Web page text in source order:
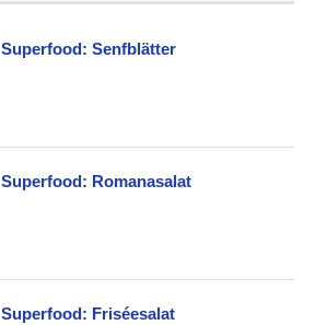
Superfood: Senfblätter
Superfood: Romanasalat
Superfood: Friséesalat